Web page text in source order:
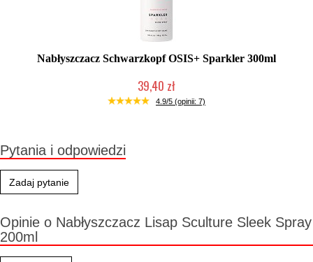
Nabłyszczacz Schwarzkopf OSIS+ Sparkler 300ml
39,40 zł
Duża ilość (wysyłka w 24h)
4.9/5 (opinii: 7)
Pytania i odpowiedzi
Zadaj pytanie
Opinie o Nabłyszczacz Lisap Sculture Sleek Spray
200ml